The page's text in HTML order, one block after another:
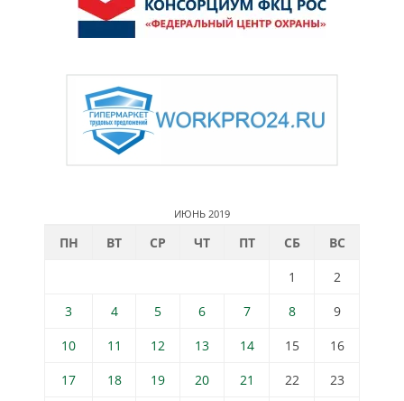
ИЮНЬ 2019
ПН ВТ СР ЧТ ПТ СБ
ВС
1
2
3
4 5 6 7 8
9
10
11 12 13 14 15
16
17
18 19 20 21 22
23